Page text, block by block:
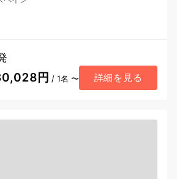
円 / 1名 〜 詳細を見る